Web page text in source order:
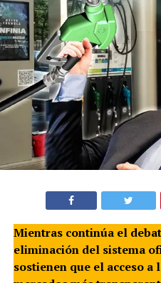
Mientras continúa el
eliminación del sistema
sostienen que el acceso